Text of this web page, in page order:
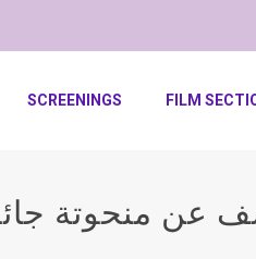
SCREENINGS FILM
عن منحوتة